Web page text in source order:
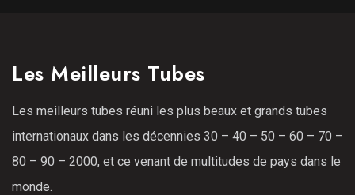
Les Meilleurs Tubes
Les meilleurs tubes réuni les plus beaux et grands tubes
internationaux dans les décennies 30 – 40 – 50 – 60 – 70 –
80 – 90 – 2000, et ce venant de multitudes de pays dans le
monde.